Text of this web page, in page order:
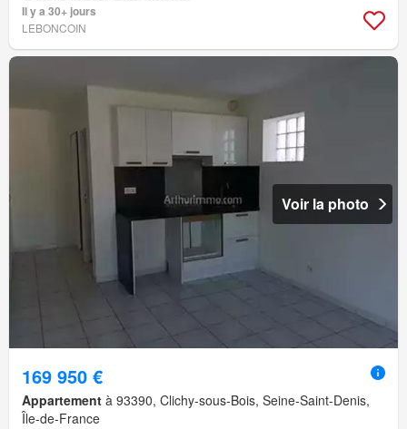
Il y a 30+ jours
LEBONCOIN
Voir la photo
169 950 €
Appartement à 93390, Clichy-sous-Bois, Seine-Saint-Denis,
Île-de-France